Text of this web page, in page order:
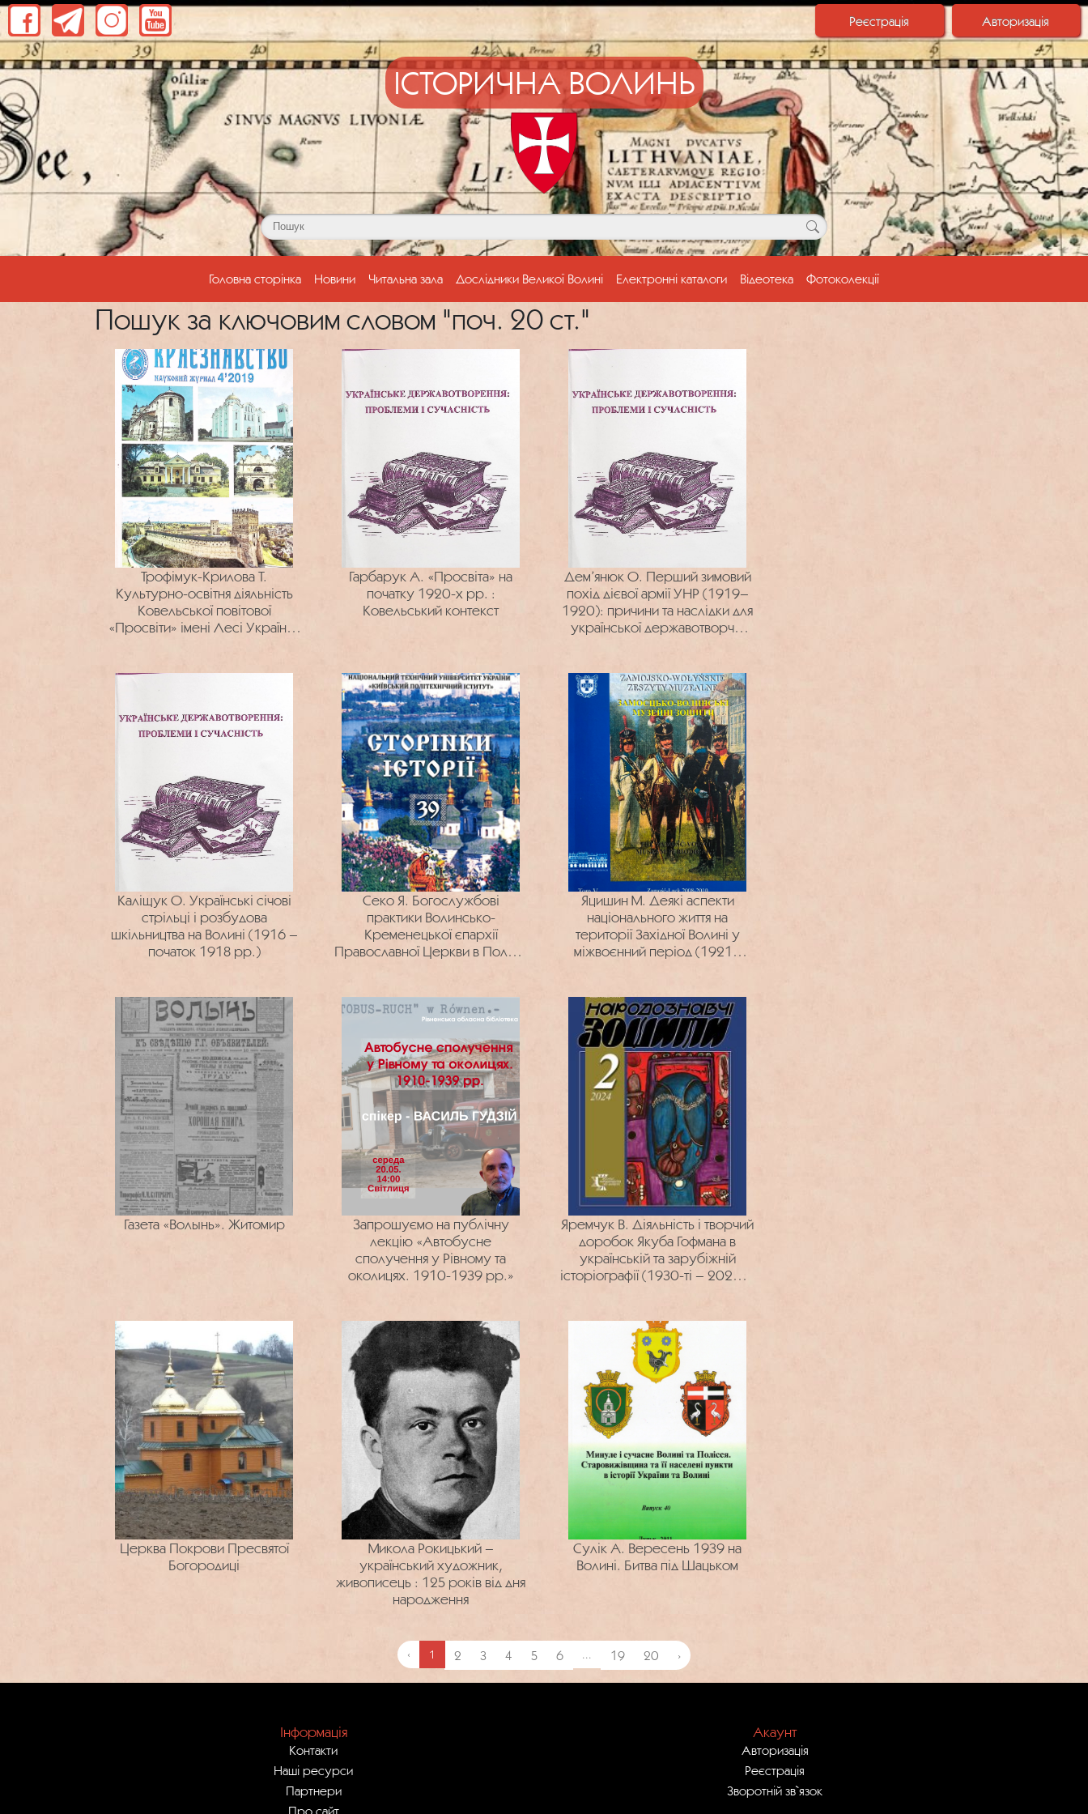
Авторизація
Реєстрація
ІСТОРИЧНА ВОЛИНЬ
Головна сторінка(current)
Новини Читальна зала Дослідники Великої Волині Електронні каталоги Відеотека Фотоколекції
Пошук за ключовим словом "поч. 20 ст."
Трофімук-Крилова Т.
Культурно-освітня діяльність
Ковельської повітової
«Просвіти» імені Лесі Українки
із Державного архіву
Гарбарук А. «Просвіта» на
початку 1920-х рр. :
Ковельський контекст
Дем’янюк О. Перший зимовий
похід дієвої армії УНР (1919–
1920): причини та наслідки для
української державотворчої
Каліщук О. Українські січові
стрільці і розбудова
шкільництва на Волині (1916 –
початок 1918 рр.)
Секо Я. Богослужбові
практики Волинсько-
Кременецької єпархії
Православної Церкви в Польщі
ідентичності українців
Яцишин М. Деякі аспекти
національного життя на
території Західної Волині у
міжвоєнний період (1921–
Газета «Волынь». Житомир
Запрошуємо на публічну
лекцію «Автобусне
сполучення у Рівному та
околицях. 1910-1939 рр.»
Яремчук В. Діяльність і творчий
доробок Якуба Гофмана в
українській та зарубіжній
історіографії (1930-ті – 2020-ті
Церква Покрови Пресвятої
Богородиці
Микола Рокицький –
український художник,
живописець : 125 років від дня
народження
Сулік А. Вересень 1939 на
Волині. Битва під Шацьком
‹ 1 2 3 4 5 6 ... 19 20 ›
Інформація
Контакти
Наші ресурси
Партнери
Про сайт
Акаунт
Авторизація
Реєстрація
Зворотній зв`язок